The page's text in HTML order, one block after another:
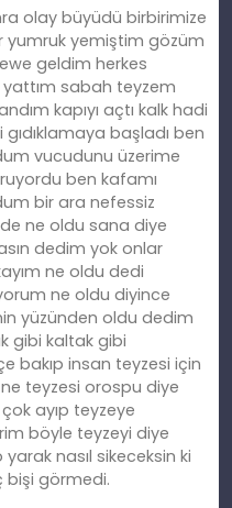
olay büyüdü birbirimize
yumruk yemiştim gözüm
geldim herkes
sabah teyzem
kapıyı açtı kalk hadi
başladı ben
vucudunu üzerime
ben kafamı
bir ara nefessiz
ne oldu sana diye
dedim yok onlar
ne oldu dedi
ne oldu diyince
yüzünden oldu dedim
gibi kaltak gibi
bakıp insan teyzesi için
teyzesi orospu diye
ayıp teyzeye
böyle teyzeyi diye
nasıl sikeceksin ki
bişi görmedi.